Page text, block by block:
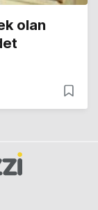
olan